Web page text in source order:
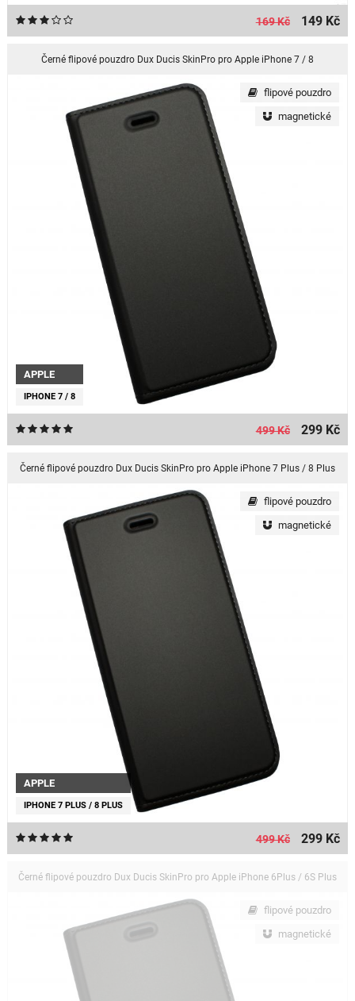
169 Kč 149 Kč
Černé flipové pouzdro Dux Ducis SkinPro pro Apple iPhone 7 / 8
APPLE
IPHONE 7 / 8
flipové pouzdro
magnetické
499 Kč 299 Kč
Černé flipové pouzdro Dux Ducis SkinPro pro Apple iPhone 7 Plus / 8 Plus
APPLE
IPHONE 7 PLUS / 8 PLUS
flipové pouzdro
magnetické
499 Kč 299 Kč
Černé flipové pouzdro Dux Ducis SkinPro pro Apple iPhone 6Plus / 6S Plus
flipové pouzdro
magnetické